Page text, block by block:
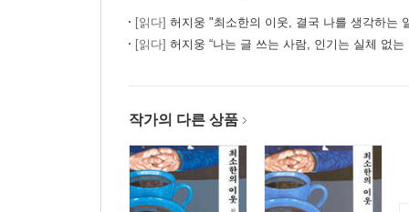
[읽다] 허지웅 "최소한의 이웃, 결국 나를 생각하는
[읽다] 허지웅 “나는 글 쓰는 사람, 인기는 실체 없는
작가의 다른 상품